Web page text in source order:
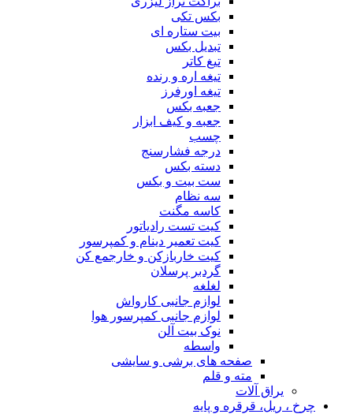
بکس تکی
بیت ستاره ای
تبدیل بکس
تیغ کاتر
تیغه اره و رنده
تیغه اورفرز
جعبه بکس
جعبه و کیف ابزار
چسب
درجه فشارسنج
دسته بکس
ست بیت و بکس
سه نظام
کاسه مگنت
کیت تست رادیاتور
کیت تعمیر دینام و کمپرسور
کیت خاربازکن و خارجمع کن
گردبر پرسلان
لغلغه
لوازم جانبی کارواش
لوازم جانبی کمپرسور هوا
نوک بیت آلن
واسطه
صفحه های برشی و سایشی
مته و قلم
یراق آلات
چرخ ، ریل، قرقره و پایه